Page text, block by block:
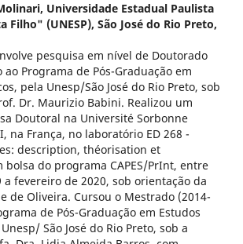
Universidade Estadual Paulista
Filho" (UNESP), São José do Rio Preto,
pesquisa em nível de Doutorado
ao Programa de Pós-Graduação em
pela Unesp/São José do Rio Preto, sob
Dr. Maurizio Babini. Realizou um
Doutoral na Université Sorbonne
na França, no laboratório ED 268 -
description, théorisation et
bolsa do programa CAPES/PrInt, entre
fevereiro de 2020, sob orientação da
de Oliveira. Cursou o Mestrado (2014-
de Pós-Graduação em Estudos
São José do Rio Preto, sob a